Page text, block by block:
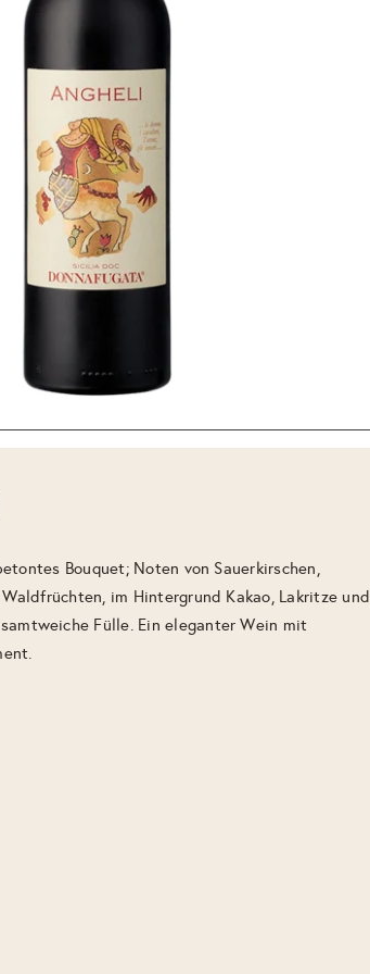
Bouquet; Noten von Sauerkirschen,
im Hintergrund Kakao, Lakritze und
Fülle. Ein eleganter Wein mit